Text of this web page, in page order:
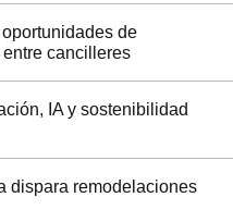
de
cancilleres
IA y sostenibilidad
dispara remodelaciones